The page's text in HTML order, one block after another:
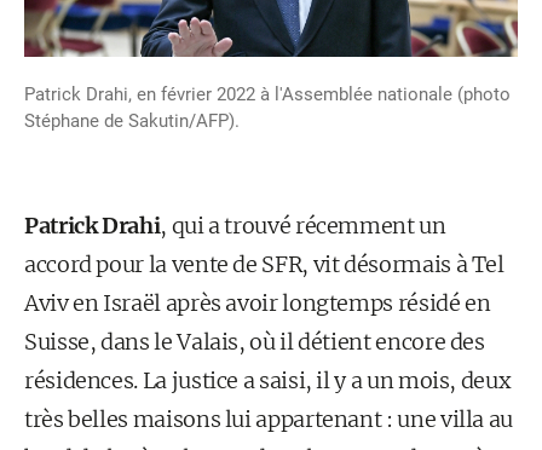
Patrick Drahi, en février 2022 à l'Assemblée nationale (photo
Stéphane de Sakutin/AFP).
Patrick Drahi, qui a trouvé récemment un
accord pour la vente de SFR, vit désormais à Tel
Aviv en Israël après avoir longtemps résidé en
Suisse, dans le Valais, où il détient encore des
résidences. La justice a saisi, il y a un mois, deux
très belles maisons lui appartenant : une villa au